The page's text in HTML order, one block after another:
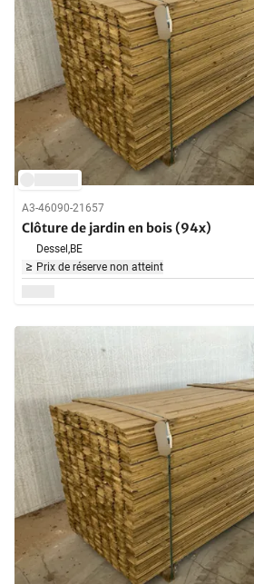
A3-46090-21657
Clôture de jardin en bois (94x)
Dessel,BE
Prix de réserve non atteint